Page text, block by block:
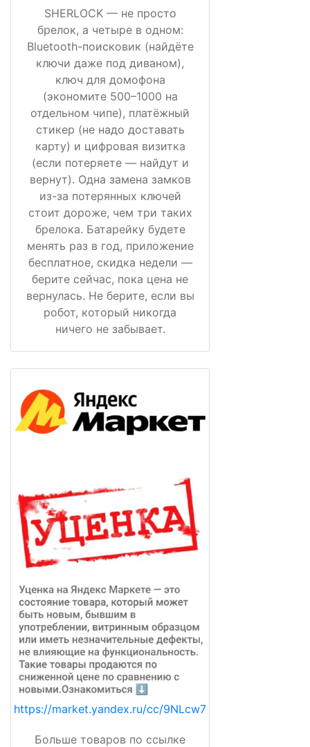
SHERLOCK — не просто
брелок, а четыре в одном:
Bluetooth-поисковик (найдёте
ключи даже под диваном),
ключ для домофона
(экономите 500–1000 на
отдельном чипе), платёжный
стикер (не надо доставать
карту) и цифровая визитка
(если потеряете — найдут и
вернут). Одна замена замков
из-за потерянных ключей
стоит дороже, чем три таких
брелока. Батарейку будете
менять раз в год, приложение
бесплатное, скидка недели —
берите сейчас, пока цена не
вернулась. Не берите, если вы
робот, который никогда
ничего не забывает.
https://market.yandex.ru/cc/9NLcw7
Больше товаров по ссылке